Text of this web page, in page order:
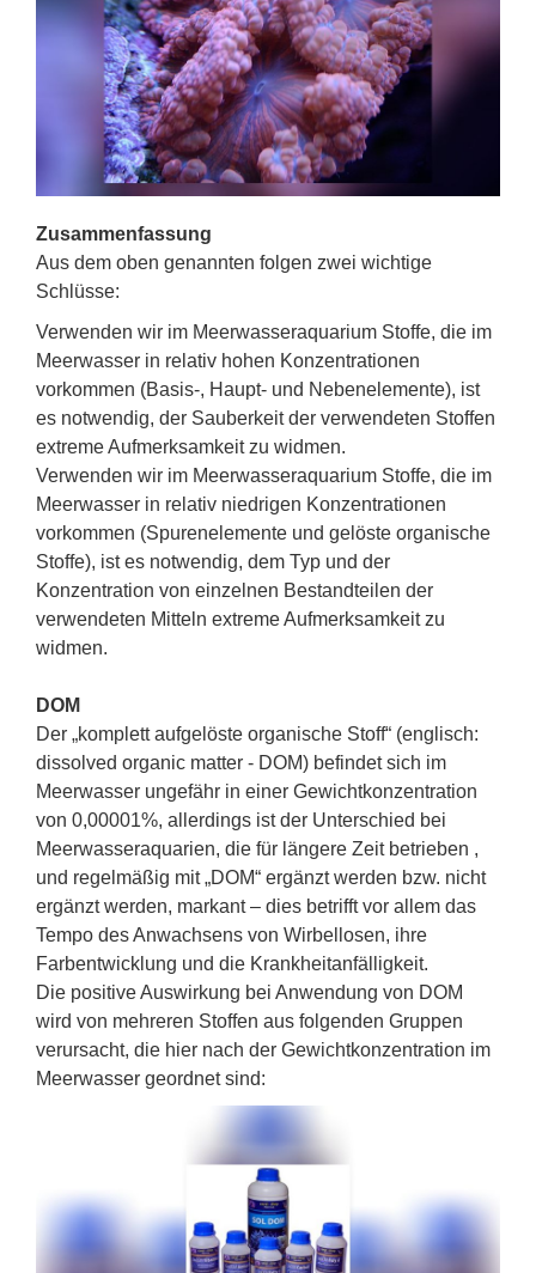
Zusammenfassung
Aus dem oben genannten folgen zwei wichtige
Schlüsse:
Verwenden wir im Meerwasseraquarium Stoffe, die im
Meerwasser in relativ hohen Konzentrationen
vorkommen (Basis-, Haupt- und Nebenelemente), ist
es notwendig, der Sauberkeit der verwendeten Stoffen
extreme Aufmerksamkeit zu widmen.
Verwenden wir im Meerwasseraquarium Stoffe, die im
Meerwasser in relativ niedrigen Konzentrationen
vorkommen (Spurenelemente und gelöste organische
Stoffe), ist es notwendig, dem Typ und der
Konzentration von einzelnen Bestandteilen der
verwendeten Mitteln extreme Aufmerksamkeit zu
widmen.
DOM
Der „komplett aufgelöste organische Stoff“ (englisch:
dissolved organic matter - DOM) befindet sich im
Meerwasser ungefähr in einer Gewichtkonzentration
von 0,00001%, allerdings ist der Unterschied bei
Meerwasseraquarien, die für längere Zeit betrieben ,
und regelmäßig mit „DOM“ ergänzt werden bzw. nicht
ergänzt werden, markant – dies betrifft vor allem das
Tempo des Anwachsens von Wirbellosen, ihre
Farbentwicklung und die Krankheitanfälligkeit.
Die positive Auswirkung bei Anwendung von DOM
wird von mehreren Stoffen aus folgenden Gruppen
verursacht, die hier nach der Gewichtkonzentration im
Meerwasser geordnet sind: